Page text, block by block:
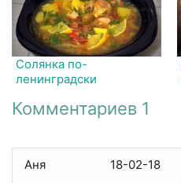
Солянка по-
ленинградски
Комментариев 1
Аня 18-02-18